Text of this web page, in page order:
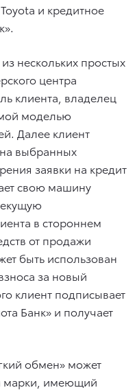
и кредитное
нескольких простых
центра
клиента, владелец
моделью
Далее клиент
выбранных
заявки на кредит
свою машину
в стороннем
от продажи
быть использован
за новый
клиент подписывает
Банк» и получает
обмен» может
марки, имеющий